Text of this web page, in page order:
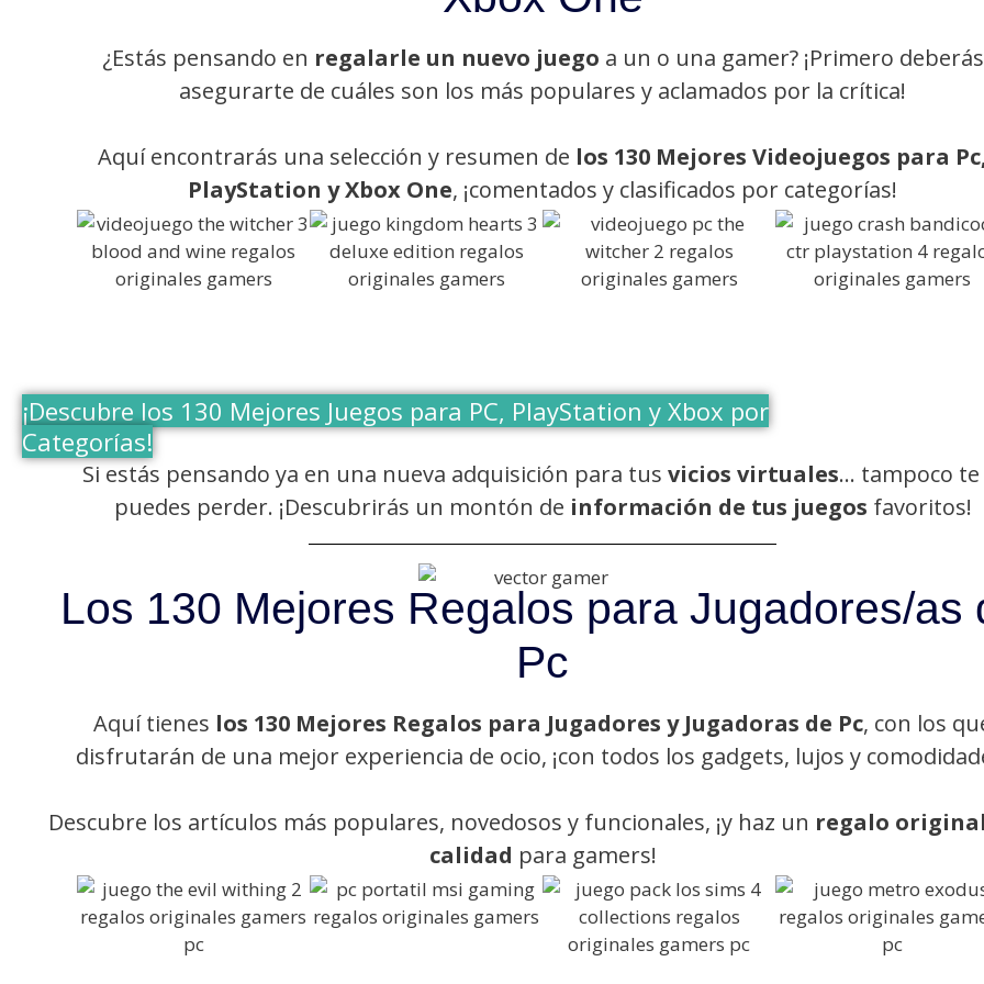
¿Estás pensando en regalarle un nuevo juego a un o una gamer? ¡Primero deberás
asegurarte de cuáles son los más populares y aclamados por la crítica!
Aquí encontrarás una selección y resumen de los 130 Mejores Videojuegos para
PlayStation y Xbox One, ¡comentados y clasificados por categorías!
¡Descubre los 130 Mejores Juegos para PC, PlayStation y Xbox por
Categorías!
Si estás pensando ya en una nueva adquisición para tus vicios virtuales… tampoco te
puedes perder. ¡Descubrirás un montón de información de tus juegos favoritos!
Los 130 Mejores Regalos para Jugadores/as
Pc
Aquí tienes los 130 Mejores Regalos para Jugadores y Jugadoras de Pc, con los
disfrutarán de una mejor experiencia de ocio, ¡con todos los gadgets, lujos y
Descubre los artículos más populares, novedosos y funcionales, ¡y haz un regalo
calidad para gamers!